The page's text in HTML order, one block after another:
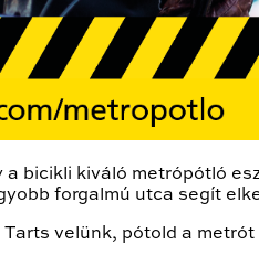
bicikli kiváló metrópótló
forgalmú utca segít
Tarts velünk, pótold a metrót